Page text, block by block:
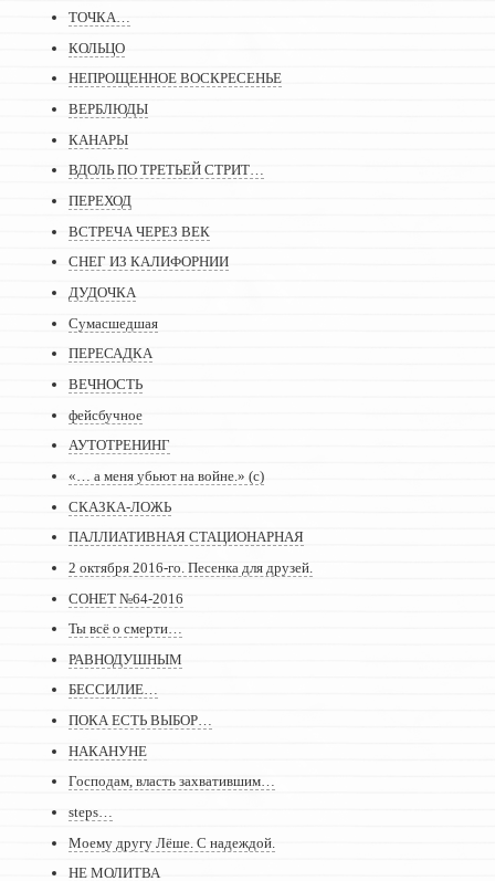
ТОЧКА…
КОЛЬЦО
НЕПРОЩЕННОЕ ВОСКРЕСЕНЬЕ
ВЕРБЛЮДЫ
КАНАРЫ
ВДОЛЬ ПО ТРЕТЬЕЙ СТРИТ…
ПЕРЕХОД
ВСТРЕЧА ЧЕРЕЗ ВЕК
СНЕГ ИЗ КАЛИФОРНИИ
ДУДОЧКА
Сумасшедшая
ПЕРЕСАДКА
ВЕЧНОСТЬ
фейсбучное
АУТОТРЕНИНГ
«… а меня убьют на войне.» (с)
СКАЗКА-ЛОЖЬ
ПАЛЛИАТИВНАЯ СТАЦИОНАРНАЯ
2 октября 2016-го. Песенка для друзей.
СОНЕТ №64-2016
Ты всё о смерти…
РАВНОДУШНЫМ
БЕССИЛИЕ…
ПОКА ЕСТЬ ВЫБОР…
НАКАНУНЕ
Господам, власть захватившим…
steps…
Моему другу Лёше. С надеждой.
НЕ МОЛИТВА